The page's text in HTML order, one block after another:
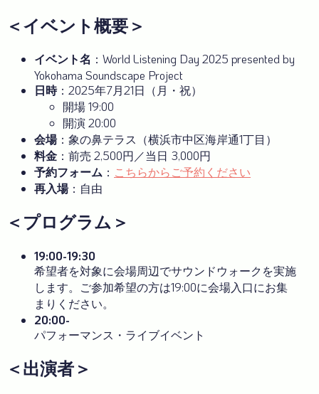
＜イベント概要＞
イベント名 ：World Listening Day 2025 presented by
Yokohama Soundscape Project
日時：2025年7月21日（月・祝）
開場 19:00
開演 20:00
会場：象の鼻テラス（横浜市中区海岸通1丁目）
料金 ：前売 2,500円／当日 3,000円
予約フォーム ： こちらからご予約ください
再入場：自由
＜プログラム＞
19:00-19:30
希望者を対象に会場周辺でサウンドウォークを実施
します。ご参加希望の方は19:00に会場入口にお集
まりください。
20:00-
パフォーマンス・ライブイベント
＜出演者＞